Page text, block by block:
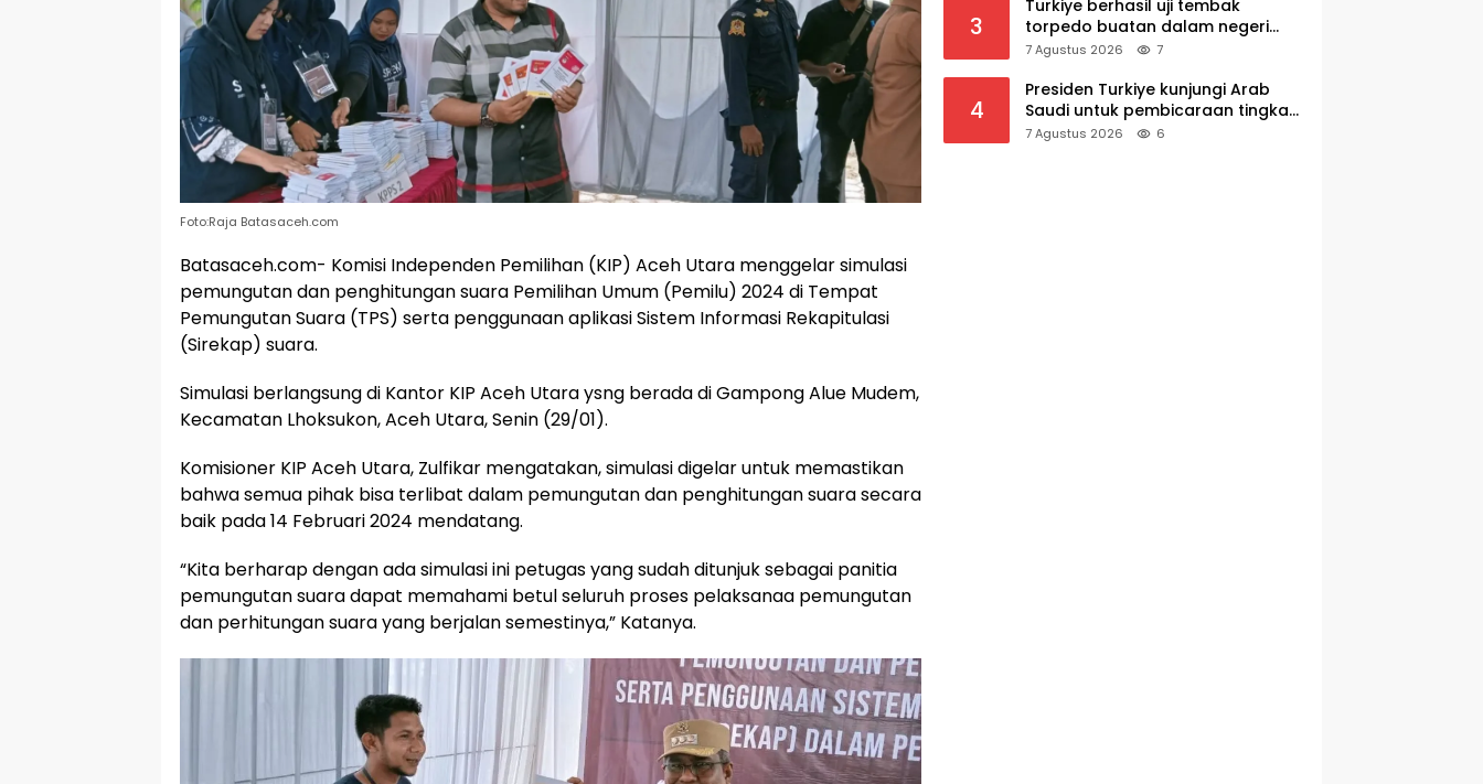
Foto:Raja Batasaceh.com
Batasaceh.com- Komisi Independen Pemilihan (KIP) Aceh Utara menggelar simulasi
pemungutan dan penghitungan suara Pemilihan Umum (Pemilu) 2024 di Tempat
Pemungutan Suara (TPS) serta penggunaan aplikasi Sistem Informasi Rekapitulasi
(Sirekap) suara.
Simulasi berlangsung di Kantor KIP Aceh Utara ysng berada di Gampong Alue Mudem,
Kecamatan Lhoksukon, Aceh Utara, Senin (29/01).
Komisioner KIP Aceh Utara, Zulfikar mengatakan, simulasi digelar untuk memastikan
bahwa semua pihak bisa terlibat dalam pemungutan dan penghitungan suara secara
baik pada 14 Februari 2024 mendatang.
“Kita berharap dengan ada simulasi ini petugas yang sudah ditunjuk sebagai panitia
pemungutan suara dapat memahami betul seluruh proses pelaksanaa pemungutan
dan perhitungan suara yang berjalan semestinya,” Katanya.
3
Turkiye berhasil uji tembak
torpedo buatan dalam negeri
AKYA
7 Agustus 2026 7
4
Presiden Turkiye kunjungi Arab
Saudi untuk pembicaraan tingkat
tinggi dengan putra mahkota
7 Agustus 2026 6